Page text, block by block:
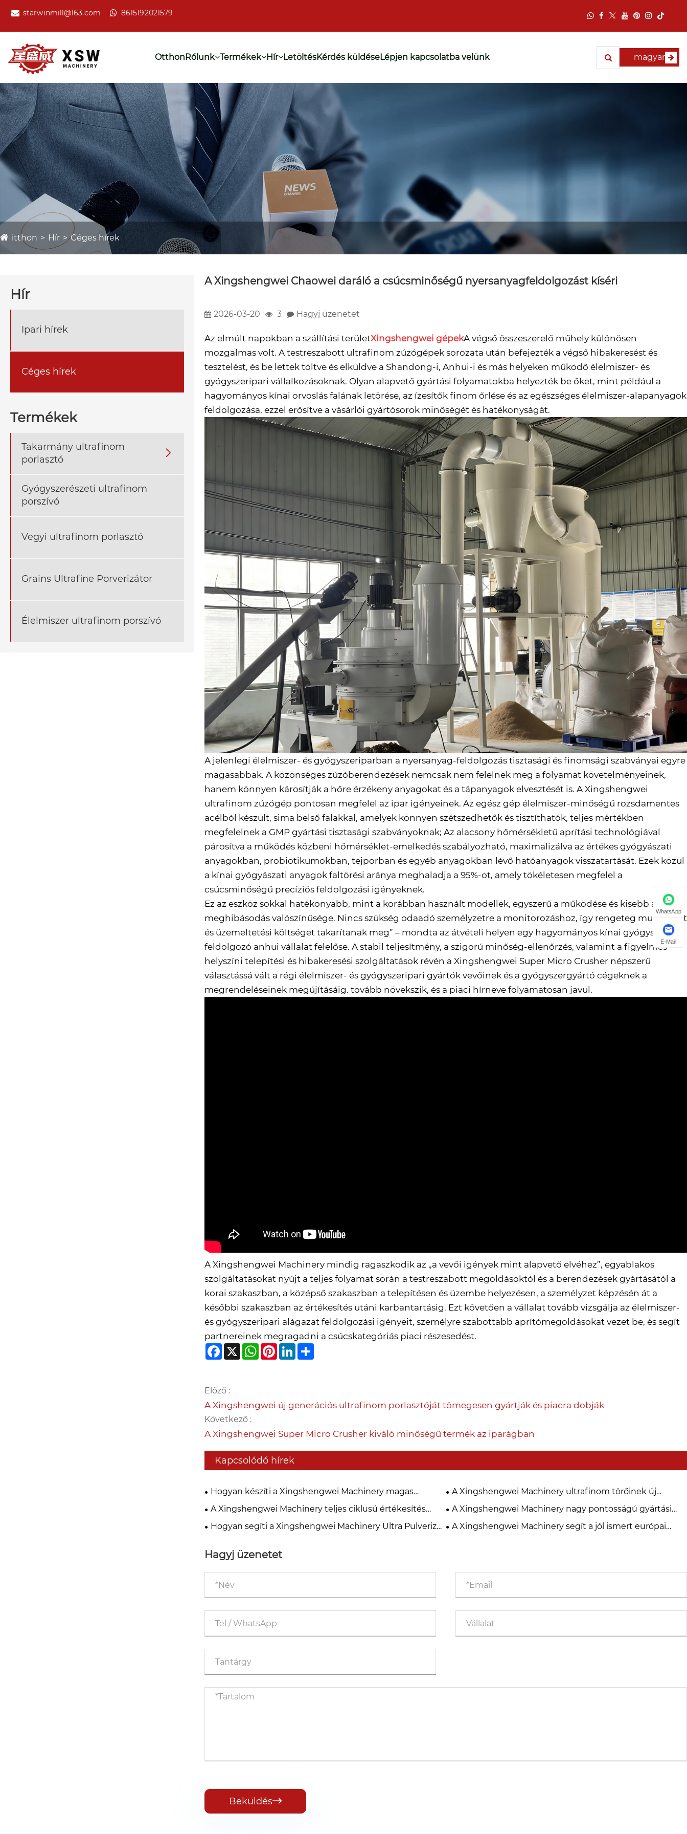
starwinmill@163.com 8615192021579
OtthonRólunk Termékek Hír LetöltésKérdés küldéseLépjen kapcsolatba velünk magyar
itthon Hír Céges hírek
Hír
Ipari hírek
Céges hírek
Termékek
Takarmány ultrafinom
porlasztó

Gyógyszerészeti ultrafinom
porszívó
Vegyi ultrafinom porlasztó
Grains Ultrafine Porverizátor
Élelmiszer ultrafinom porszívó
A Xingshengwei Chaowei daráló a csúcsminőségű nyersanyagfeldolgozást kíséri
2026-03-20 3 Hagyj üzenetet
Az elmúlt napokban a szállítási területXingshengwei gépekA végső összeszerelő műhely különösen
mozgalmas volt. A testreszabott ultrafinom zúzógépek sorozata után befejezték a végső hibakeresést és
tesztelést, és be lettek töltve és elküldve a Shandong-i, Anhui-i és más helyeken működő élelmiszer- és
gyógyszeripari vállalkozásoknak. Olyan alapvető gyártási folyamatokba helyezték be őket, mint például a
hagyományos kínai orvoslás falának letörése, az ízesítők finom őrlése és az egészséges élelmiszer-alapanyagok
feldolgozása, ezzel erősítve a vásárlói gyártósorok minőségét és hatékonyságát.
A jelenlegi élelmiszer- és gyógyszeriparban a nyersanyag-feldolgozás tisztasági és finomsági szabványai egyre
magasabbak. A közönséges zúzóberendezések nemcsak nem felelnek meg a folyamat követelményeinek,
hanem könnyen károsítják a hőre érzékeny anyagokat és a tápanyagok elvesztését is. A Xingshengwei
ultrafinom zúzógép pontosan megfelel az ipar igényeinek. Az egész gép élelmiszer-minőségű rozsdamentes
acélból készült, sima belső falakkal, amelyek könnyen szétszedhetők és tisztíthatók, teljes mértékben
megfelelnek a GMP gyártási tisztasági szabványoknak; Az alacsony hőmérsékletű aprítási technológiával
párosítva a működés közbeni hőmérséklet-emelkedés szabályozható, maximalizálva az értékes gyógyászati ​​
anyagokban, probiotikumokban, tejporban és egyéb anyagokban lévő hatóanyagok visszatartását. Ezek közül
a kínai gyógyászati ​​anyagok faltörési aránya meghaladja a 95%-ot, amely tökéletesen megfelel a
csúcsminőségű precíziós feldolgozási igényeknek.
Ez az eszköz sokkal hatékonyabb, mint a korábban használt modellek, egyszerű a működése és kisebb a
meghibásodás valószínűsége. Nincs szükség odaadó személyzetre a monitorozáshoz, így rengeteg munkaerőt
és üzemeltetési költséget takarítanak meg” – mondta az átvételi helyen egy hagyományos kínai gyógyszert
feldolgozó anhui vállalat felelőse. A stabil teljesítmény, a szigorú minőség-ellenőrzés, valamint a figyelmes
helyszíni telepítési és hibakeresési szolgáltatások révén a Xingshengwei Super Micro Crusher népszerű
választássá vált a régi élelmiszer- és gyógyszeripari gyártók vevőinek és a gyógyszergyártó cégeknek a
megrendeléseinek megújításáig. tovább növekszik, és a piaci hírneve folyamatosan javul.
A Xingshengwei Machinery mindig ragaszkodik az „a vevői igények mint alapvető elvéhez”, egyablakos
szolgáltatásokat nyújt a teljes folyamat során a testreszabott megoldásoktól és a berendezések gyártásától a
korai szakaszban, a középső szakaszban a telepítésen és üzembe helyezésen, a személyzet képzésén át a
későbbi szakaszban az értékesítés utáni karbantartásig. Ezt követően a vállalat tovább vizsgálja az élelmiszer-
és gyógyszeripari alágazat feldolgozási igényeit, személyre szabottabb aprítómegoldásokat vezet be, és segít
partnereinek megragadni a csúcskategóriás piaci részesedést.
Facebook
X WhatsApp
Pinterest
LinkedIn
Előző :
A Xingshengwei új generációs ultrafinom porlasztóját tömegesen gyártják és piacra dobják
Következő :
A Xingshengwei Super Micro Crusher kiváló minőségű termék az iparágban
Kapcsolódó hírek
Hogyan készíti a Xingshengwei Machinery magas
színvonalú ultrafinom zúzógépeket?
A Xingshengwei Machinery ultrafinom törőinek új
generációja hogyan segítheti a gyárakat a megtérülés
javításában
A Xingshengwei Machinery teljes ciklusú értékesítés
utáni rendszere védelmet nyújt a nemzetközi vásárlók
számára
A Xingshengwei Machinery nagy pontosságú gyártási
folyamatának és szigorú minőségellenőrzésének feltárása
Hogyan segíti a Xingshengwei Machinery Ultra Pulverizer
A Xingshengwei Machinery segít a jól ismert európai
Hagyj üzenetet
Beküldés
WhatsApp
E-Mail